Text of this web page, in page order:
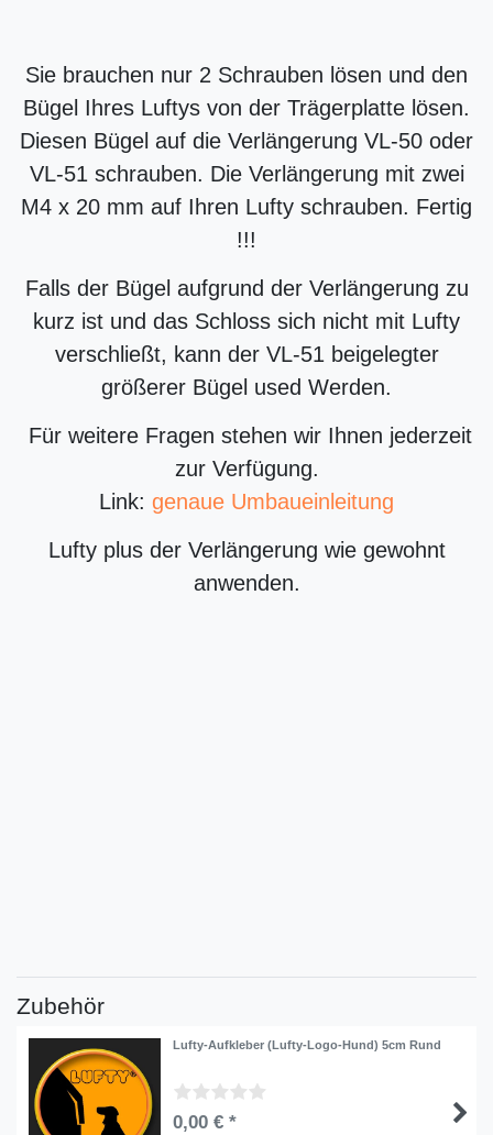
Sie brauchen nur 2 Schrauben lösen und den
Bügel Ihres Luftys von der Trägerplatte lösen.
Diesen Bügel auf die Verlängerung VL-50 oder
VL-51 schrauben. Die Verlängerung mit zwei
M4 x 20 mm auf Ihren Lufty schrauben. Fertig
!!!
Falls der Bügel aufgrund der Verlängerung zu
kurz ist und das Schloss sich nicht mit Lufty
verschließt, kann der VL-51 beigelegter
größerer Bügel used Werden.
Für weitere Fragen stehen wir Ihnen jederzeit
zur Verfügung.
Link: genaue Umbaueinleitung
Lufty plus der Verlängerung wie gewohnt
anwenden.
Zubehör
Lufty-Aufkleber (Lufty-Logo-Hund) 5cm Rund
0,00 € *